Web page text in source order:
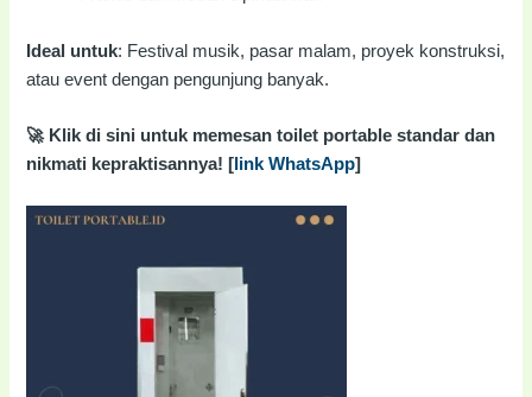
Ideal untuk: Festival musik, pasar malam, proyek konstruksi,
atau event dengan pengunjung banyak.
🚀 Klik di sini untuk memesan toilet portable standar dan
nikmati kepraktisannya! [ link WhatsApp]